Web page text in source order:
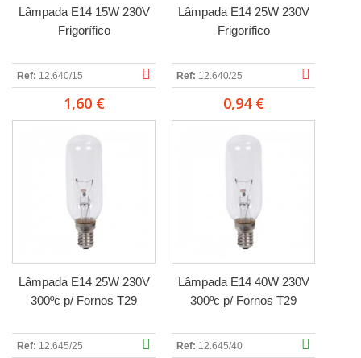
Lâmpada E14 15W 230V
Frigorífico
Ref: 12.640/15
1,60 €
Lâmpada E14 25W 230V
Frigorífico
Ref: 12.640/25
0,94 €
Lâmpada E14 25W 230V
300ºc p/ Fornos T29
Ref: 12.645/25
Lâmpada E14 40W 230V
300ºc p/ Fornos T29
Ref: 12.645/40